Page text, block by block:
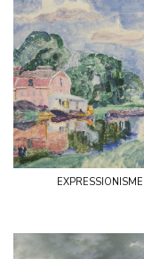
expressionisme